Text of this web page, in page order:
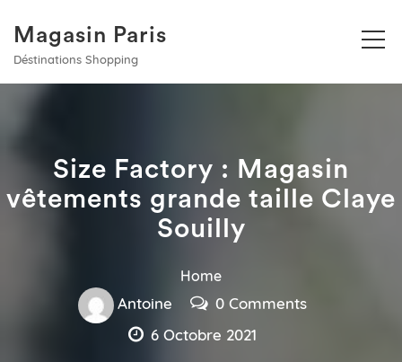
Magasin Paris
Déstinations Shopping
Size Factory : Magasin
vêtements grande taille Claye
Souilly
Home
Antoine
0 Comments
6 Octobre 2021